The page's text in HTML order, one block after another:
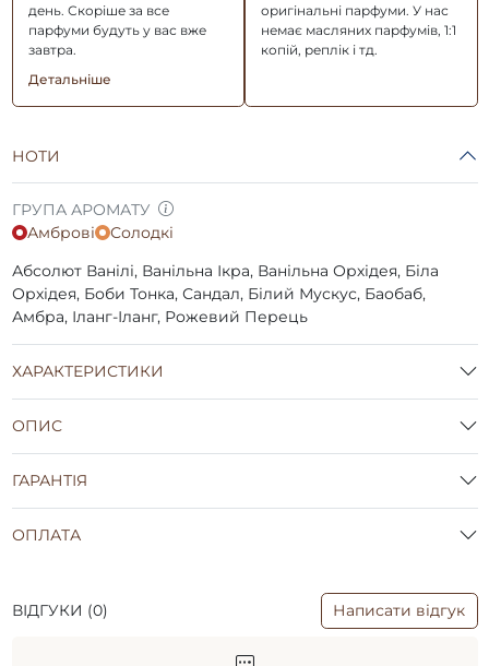
НОТИ
ГРУПА АРОМАТУ
Амброві
Солодкі
Абсолют Ванілі, Ванільна Ікра, Ванільна Орхідея, Біла
Орхідея, Боби Тонка, Сандал, Білий Мускус, Баобаб,
Амбра, Іланг-Іланг, Рожевий Перець
ХАРАКТЕРИСТИКИ
ОПИС
ГАРАНТІЯ
ОПЛАТА
день. Скоріше за все
парфуми будуть у вас вже
завтра.
Детальніше
оригінальні парфуми. У нас
немає масляних парфумів, 1:1
копій, реплік і тд.
ВІДГУКИ (0) Написати відгук